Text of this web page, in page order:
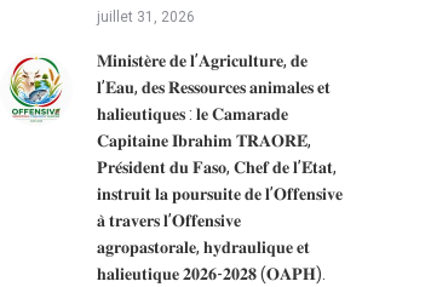
juillet 31, 2026
𝐌𝐢𝐧𝐢𝐬𝐭𝐞̀𝐫𝐞 𝐝𝐞 𝐥’𝐀𝐠𝐫𝐢𝐜𝐮𝐥𝐭𝐮𝐫𝐞, 𝐝𝐞
𝐥’𝐄𝐚𝐮, 𝐝𝐞𝐬 𝐑𝐞𝐬𝐬𝐨𝐮𝐫𝐜𝐞𝐬 𝐚𝐧𝐢𝐦𝐚𝐥𝐞𝐬 𝐞𝐭
𝐡𝐚𝐥𝐢𝐞𝐮𝐭𝐢𝐪𝐮𝐞𝐬 : 𝐥𝐞 𝐂𝐚𝐦𝐚𝐫𝐚𝐝𝐞
𝐂𝐚𝐩𝐢𝐭𝐚𝐢𝐧𝐞 𝐈𝐛𝐫𝐚𝐡𝐢𝐦 𝐓𝐑𝐀𝐎𝐑𝐄́,
𝐏𝐫𝐞́𝐬𝐢𝐝𝐞𝐧𝐭 𝐝𝐮 𝐅𝐚𝐬𝐨, 𝐂𝐡𝐞𝐟 𝐝𝐞 𝐥’𝐄́𝐭𝐚𝐭,
𝐢𝐧𝐬𝐭𝐫𝐮𝐢𝐭 𝐥𝐚 𝐩𝐨𝐮𝐫𝐬𝐮𝐢𝐭𝐞 𝐝𝐞 𝐥’𝐎𝐟𝐟𝐞𝐧𝐬𝐢𝐯𝐞
𝐚̀ 𝐭𝐫𝐚𝐯𝐞𝐫𝐬 𝐥’𝐎𝐟𝐟𝐞𝐧𝐬𝐢𝐯𝐞
𝐚𝐠𝐫𝐨𝐩𝐚𝐬𝐭𝐨𝐫𝐚𝐥𝐞, 𝐡𝐲𝐝𝐫𝐚𝐮𝐥𝐢𝐪𝐮𝐞 𝐞𝐭
𝐡𝐚𝐥𝐢𝐞𝐮𝐭𝐢𝐪𝐮𝐞 𝟐𝟎𝟐𝟔-𝟐𝟎𝟐𝟖 (𝐎𝐀𝐏𝐇).